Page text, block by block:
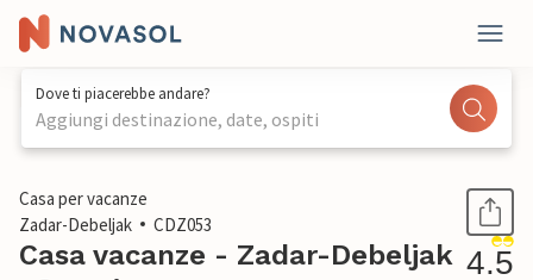
Dove ti piacerebbe andare?
Aggiungi destinazione, date, ospiti
1 / 55
Casa per vacanze
Zadar-Debeljak
CDZ053
Casa vacanze - Zadar-Debeljak 4.5